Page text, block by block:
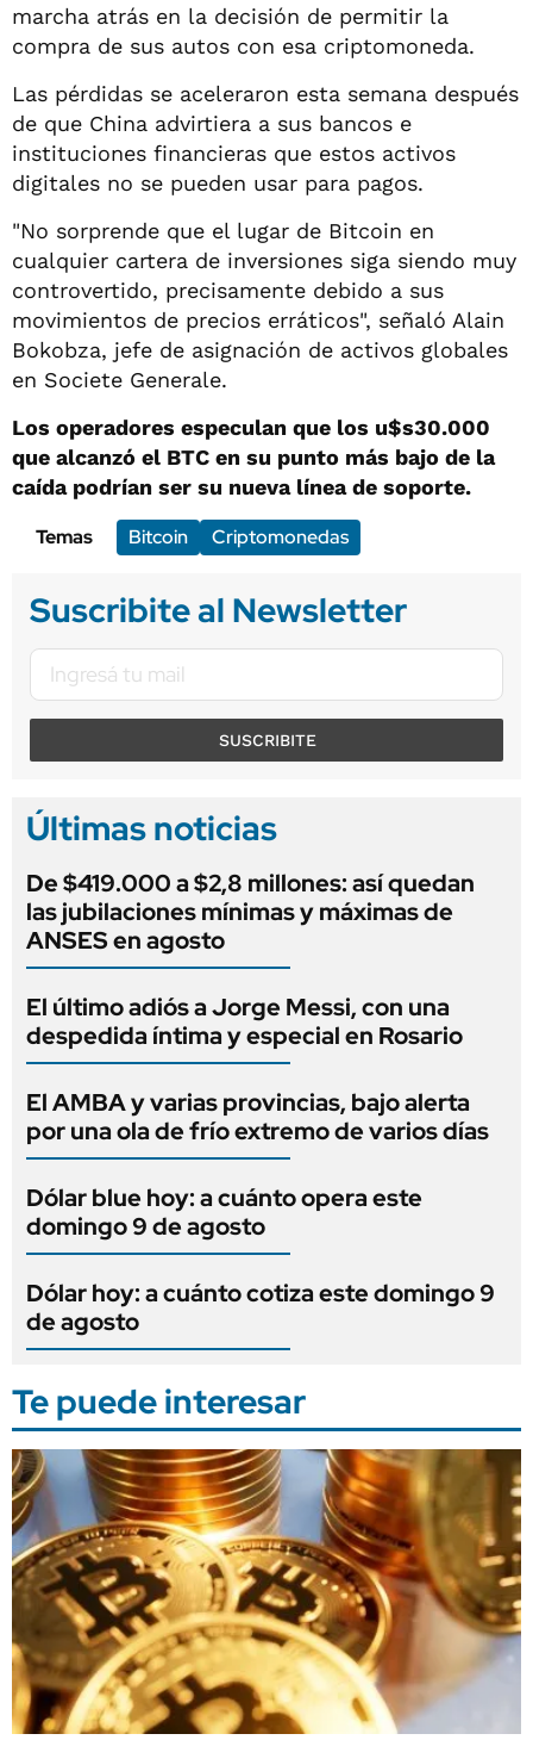
marcha atrás en la decisión de permitir la
compra de sus autos con esa criptomoneda.
Las pérdidas se aceleraron esta semana después
de que China advirtiera a sus bancos e
instituciones financieras que estos activos
digitales no se pueden usar para pagos.
"No sorprende que el lugar de Bitcoin en
cualquier cartera de inversiones siga siendo muy
controvertido, precisamente debido a sus
movimientos de precios erráticos", señaló Alain
Bokobza, jefe de asignación de activos globales
en Societe Generale.
Los operadores especulan que los u$s30.000
que alcanzó el BTC en su punto más bajo de la
caída podrían ser su nueva línea de soporte.
Temas
Bitcoin Criptomonedas
Suscribite al Newsletter
SUSCRIBITE
Últimas noticias
De $419.000 a $2,8 millones: así quedan
las jubilaciones mínimas y máximas de
ANSES en agosto
El último adiós a Jorge Messi, con una
despedida íntima y especial en Rosario
El AMBA y varias provincias, bajo alerta
por una ola de frío extremo de varios días
Dólar blue hoy: a cuánto opera este
domingo 9 de agosto
Dólar hoy: a cuánto cotiza este domingo 9
de agosto
Te puede interesar